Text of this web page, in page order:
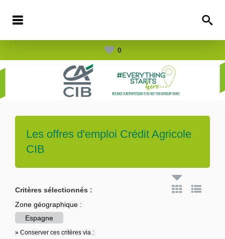
0
Les offres d'emploi Crédit Agricole
CIB
Critères sélectionnés :
Zone géographique :
Espagne
» Conserver ces critères via :